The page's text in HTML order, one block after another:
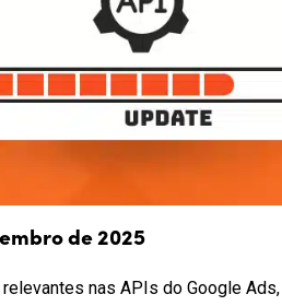
de 2025
nas APIs do Google